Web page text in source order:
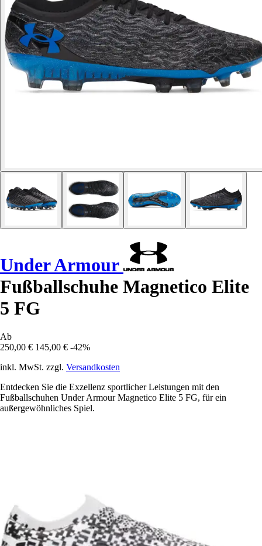
Under Armour
Fußballschuhe Magnetico Elite
5 FG
Ab
250,00 € 145,00 € -42%
inkl. MwSt. zzgl. Versandkosten
Entdecken Sie die Exzellenz sportlicher Leistungen mit den
Fußballschuhen Under Armour Magnetico Elite 5 FG, für ein
außergewöhnliches Spiel.